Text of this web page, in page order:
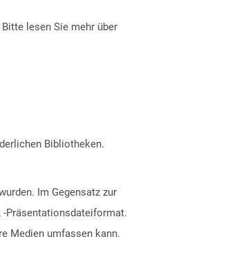
lesen Sie mehr über
Bibliotheken.
Im Gegensatz zur
Präsentationsdateiformat.
Medien umfassen kann.